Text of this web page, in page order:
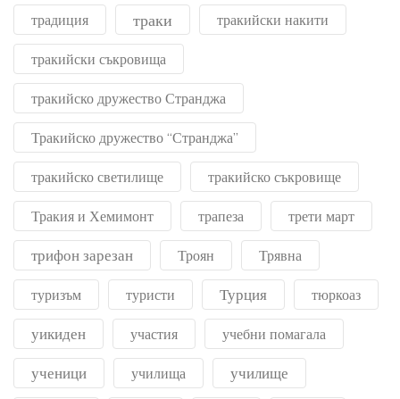
традиция траки тракийски накити
тракийски съкровища
тракийско дружество Странджа
Тракийско дружество “Странджа”
тракийско светилище тракийско съкровище
Тракия и Хемимонт трапеза трети март
трифон зарезан Троян Трявна
туризъм туристи Турция тюркоаз
уикиден участия учебни помагала
ученици училища училище